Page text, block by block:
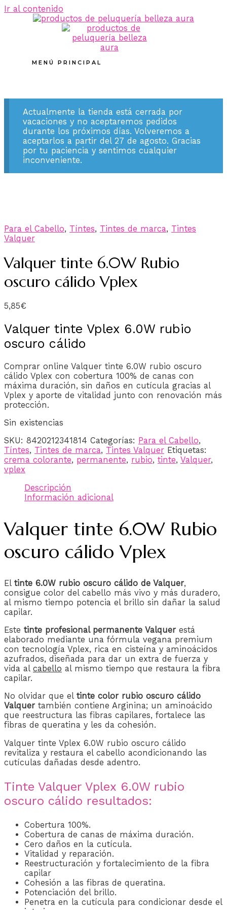
Ir al contenido
MENÚ PRINCIPAL
Actualmente la tienda está cerrada por
vacaciones y no aceptaremos pedidos
durante los próximos días. Volveremos a
aceptarlos a partir del 27 de agosto. Gracias
por tu paciencia y sentimos cualquier
inconveniente.
Para el Cabello, Tíntes, Tintes de marca, Tintes
Valquer
Valquer tinte 6.0W Rubio
oscuro cálido Vplex
5,85€
Valquer tinte Vplex 6.0W rubio
oscuro cálido
Comprar online Valquer tinte 6.0W rubio oscuro
cálido Vplex con cobertura 100% de canas con
máxima duración, sin daños en cutícula gracias al
Vplex y aporte de vitalidad junto con renovación más
protección.
Sin existencias
SKU: 8420212341814 Categorías: Para el Cabello,
Tíntes, Tintes de marca, Tintes Valquer Etiquetas:
crema colorante, permanente, rubio, tinte, Valquer,
vplex
Descripción
Información adicional
Valquer tinte 6.0W Rubio
oscuro cálido Vplex
El tinte 6.0W rubio oscuro cálido de Valquer,
consigue color del cabello más vivo y más duradero,
al mismo tiempo potencia el brillo sin dañar la salud
capilar.
Este tinte profesional permanente Valquer está
elaborado mediante una fórmula vegana premium
con tecnología Vplex, rica en cisteína y aminoácidos
azufrados, diseñada para dar un extra de fuerza y ​​
vida al cabello al mismo tiempo que restaura la fibra
capilar.
No olvidar que el tinte color rubio oscuro cálido
Valquer también contiene Arginina; un aminoácido
que reestructura las fibras capilares, fortalece las
fibras de queratina y les da cohesión.
Valquer tinte Vplex 6.0W rubio oscuro cálido
revitaliza y restaura el cabello acondicionando las
cutículas dañadas desde adentro.
Tinte Valquer Vplex 6.0W rubio
oscuro cálido resultados:
Cobertura 100%.
Cobertura de canas de máxima duración.
Cero daños en la cutícula.
Vitalidad y reparación.
Reestructuración y fortalecimiento de la fibra
capilar
Cohesión a las fibras de queratina.
Potenciación del brillo.
Penetra en la cutícula para condicionar desde el